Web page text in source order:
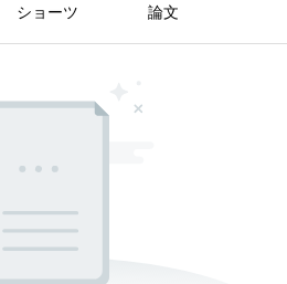
ショーツ 論文